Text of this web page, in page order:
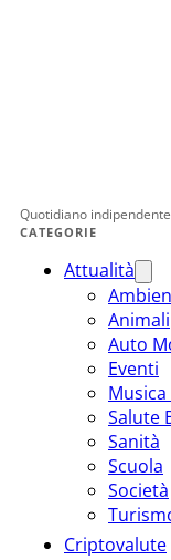
Quotidiano
CATEGORIE
Attualità
Animali
Auto
Eventi
Salute
Sanità
Scuola
Società
Criptovalute